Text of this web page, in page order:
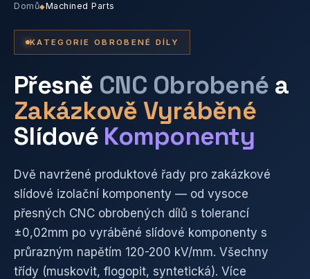
Domů◆Machined Parts
KATEGORIE OBROBENÉ DÍLY
Přesně CNC Obrobené a
Zakázkově Vyráběné
Slídové Komponenty
Dvě navržené produktové řady pro zakázkové
slídové izolační komponenty — od vysoce
přesných CNC obrobených dílů s tolerancí
±0,02mm po vyráběné slídové komponenty s
průrazným napětím 120-200 kV/mm. Všechny
třídy (muskovit, flogopit, syntetická). Více